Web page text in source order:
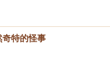
奇特的怪事